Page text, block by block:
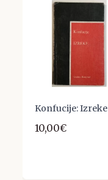
Konfucije: Izreke
10,00€